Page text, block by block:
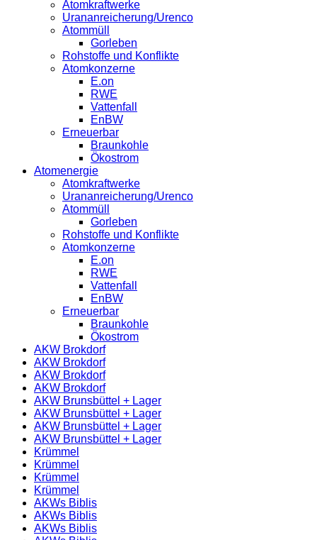
Atomkraftwerke
Urananreicherung/Urenco
Atommüll
Gorleben
Rohstoffe und Konflikte
Atomkonzerne
E.on
RWE
Vattenfall
EnBW
Erneuerbar
Braunkohle
Ökostrom
Atomenergie
Atomkraftwerke
Urananreicherung/Urenco
Atommüll
Gorleben
Rohstoffe und Konflikte
Atomkonzerne
E.on
RWE
Vattenfall
EnBW
Erneuerbar
Braunkohle
Ökostrom
AKW Brokdorf
AKW Brokdorf
AKW Brokdorf
AKW Brokdorf
AKW Brunsbüttel + Lager
AKW Brunsbüttel + Lager
AKW Brunsbüttel + Lager
AKW Brunsbüttel + Lager
Krümmel
Krümmel
Krümmel
Krümmel
AKWs Biblis
AKWs Biblis
AKWs Biblis